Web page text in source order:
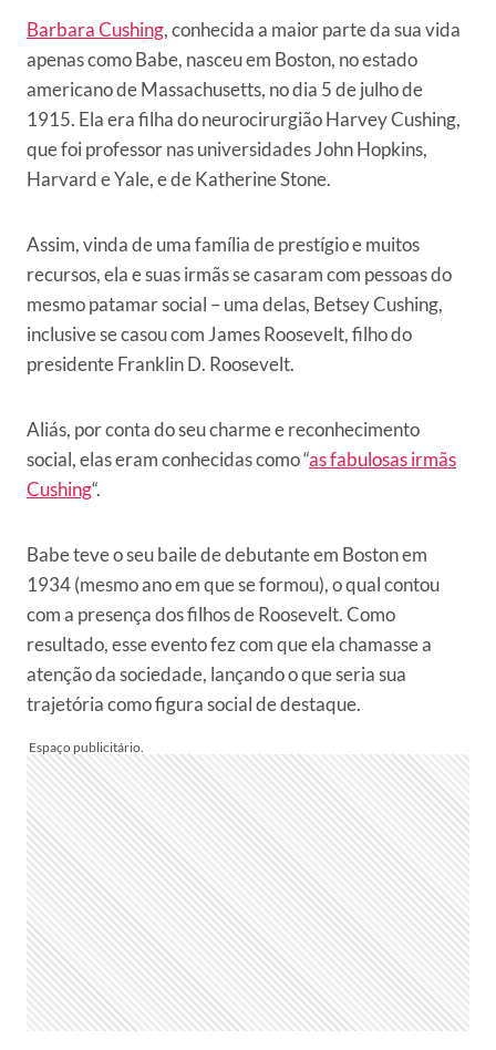
Barbara Cushing, conhecida a maior parte da sua vida
apenas como Babe, nasceu em Boston, no estado
americano de Massachusetts, no dia 5 de julho de
1915. Ela era filha do neurocirurgião Harvey Cushing,
que foi professor nas universidades John Hopkins,
Harvard e Yale, e de Katherine Stone.
Assim, vinda de uma família de prestígio e muitos
recursos, ela e suas irmãs se casaram com pessoas do
mesmo patamar social – uma delas, Betsey Cushing,
inclusive se casou com James Roosevelt, filho do
presidente Franklin D. Roosevelt.
Aliás, por conta do seu charme e reconhecimento
social, elas eram conhecidas como “as fabulosas irmãs
Cushing“.
Babe teve o seu baile de debutante em Boston em
1934 (mesmo ano em que se formou), o qual contou
com a presença dos filhos de Roosevelt. Como
resultado, esse evento fez com que ela chamasse a
atenção da sociedade, lançando o que seria sua
trajetória como figura social de destaque.